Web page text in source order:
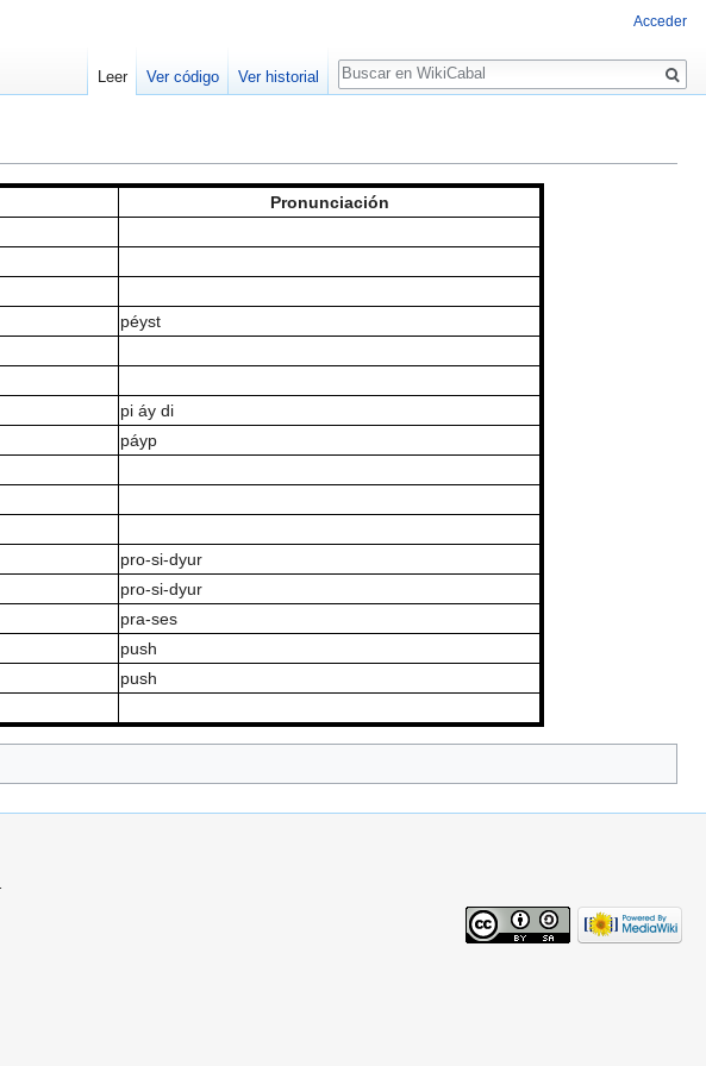
Pronunciación
péyst
pi áy di
páyp
pro-si-dyur
pro-si-dyur
pra-ses
push
push
Acceder
Leer Ver código Ver historial
Buscar